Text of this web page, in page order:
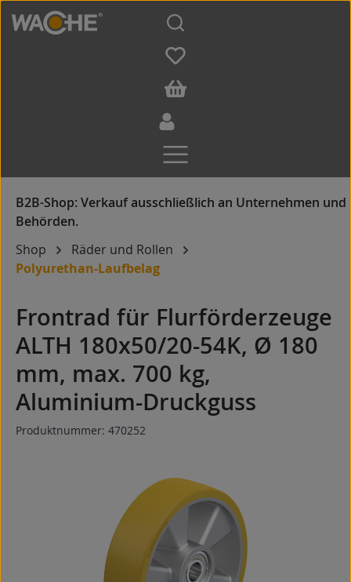
Zum Hauptinhalt springen
Shop
Räder und Rollen
Polyurethan-Laufbelag
Frontrad für Flurförderzeuge
ALTH 180x50/20-54K, Ø 180
mm, max. 700 kg,
Aluminium-Druckguss
Produktnummer: 470252
Bildergalerie überspringen